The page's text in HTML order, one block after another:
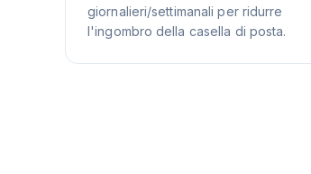
giornalieri/settimanali per ridurre
l'ingombro della casella di posta.